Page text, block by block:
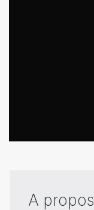
A propos